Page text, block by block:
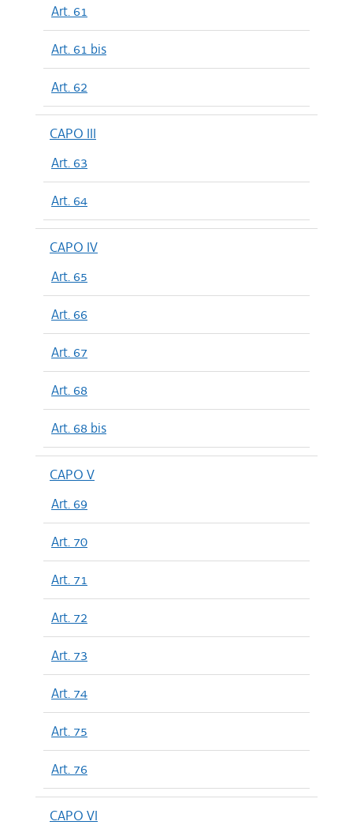
Art. 61
Art. 61 bis
Art. 62
CAPO III
Art. 63
Art. 64
CAPO IV
Art. 65
Art. 66
Art. 67
Art. 68
Art. 68 bis
CAPO V
Art. 69
Art. 70
Art. 71
Art. 72
Art. 73
Art. 74
Art. 75
Art. 76
CAPO VI